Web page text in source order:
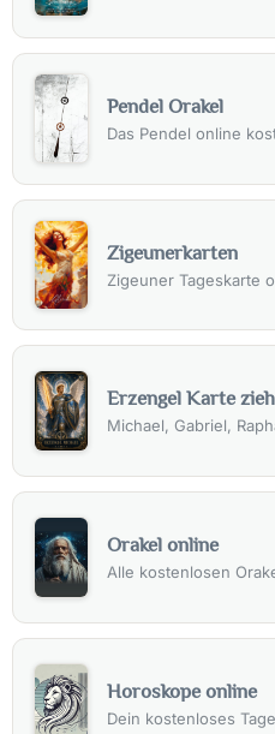
Pendel Orakel
Das Pendel online
Zigeunerkarten
Zigeuner Tageskarte
Erzengel Karte
Michael, Gabriel,
Orakel online
Alle kostenlosen
Horoskope online
Dein kostenloses